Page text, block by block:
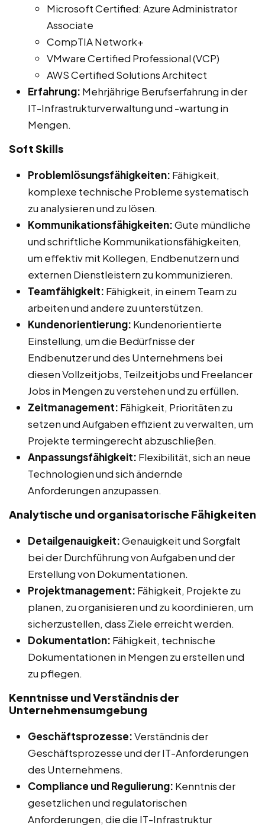
Microsoft Certified: Azure Administrator
Associate
CompTIA Network+
VMware Certified Professional (VCP)
AWS Certified Solutions Architect
Erfahrung: Mehrjährige Berufserfahrung in der
IT-Infrastrukturverwaltung und -wartung in
Mengen.
Soft Skills
Problemlösungsfähigkeiten: Fähigkeit,
komplexe technische Probleme systematisch
zu analysieren und zu lösen.
Kommunikationsfähigkeiten:Gute mündliche
und schriftliche Kommunikationsfähigkeiten,
um effektiv mit Kollegen, Endbenutzern und
externen Dienstleistern zu kommunizieren.
Teamfähigkeit: Fähigkeit, in einem Team zu
arbeiten und andere zu unterstützen.
Kundenorientierung: Kundenorientierte
Einstellung, um die Bedürfnisse der
Endbenutzer und des Unternehmens bei
diesen Vollzeitjobs, Teilzeitjobs und Freelancer
Jobs in Mengen zu verstehen und zu erfüllen.
Zeitmanagement: Fähigkeit, Prioritäten zu
setzen und Aufgaben effizient zu verwalten, um
Projekte termingerecht abzuschließen.
Anpassungsfähigkeit: Flexibilität, sich an neue
Technologien und sich ändernde
Anforderungen anzupassen.
Analytische und organisatorische Fähigkeiten
Detailgenauigkeit:Genauigkeit und Sorgfalt
bei der Durchführung von Aufgaben und der
Erstellung von Dokumentationen.
Projektmanagement: Fähigkeit, Projekte zu
planen, zu organisieren und zu koordinieren, um
sicherzustellen, dass Ziele erreicht werden.
Dokumentation: Fähigkeit, technische
Dokumentationen in Mengen zu erstellen und
zu pflegen.
Kenntnisse und Verständnis der
Unternehmensumgebung
Geschäftsprozesse:Verständnis der
Geschäftsprozesse und der IT-Anforderungen
des Unternehmens.
Compliance und Regulierung: Kenntnis der
gesetzlichen und regulatorischen
Anforderungen, die die IT-Infrastruktur